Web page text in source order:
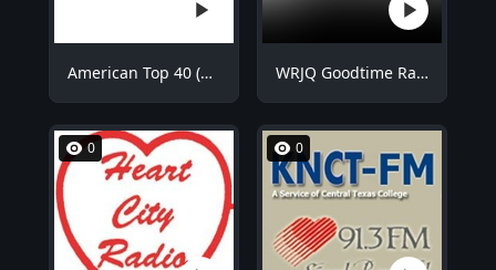
American Top 40 (AT40) WRJQ Goodtime Radio
0 0